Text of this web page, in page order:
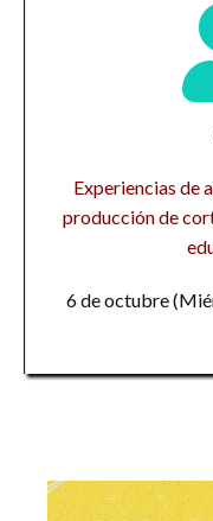
Experiencias de
producción de
6 de octubre